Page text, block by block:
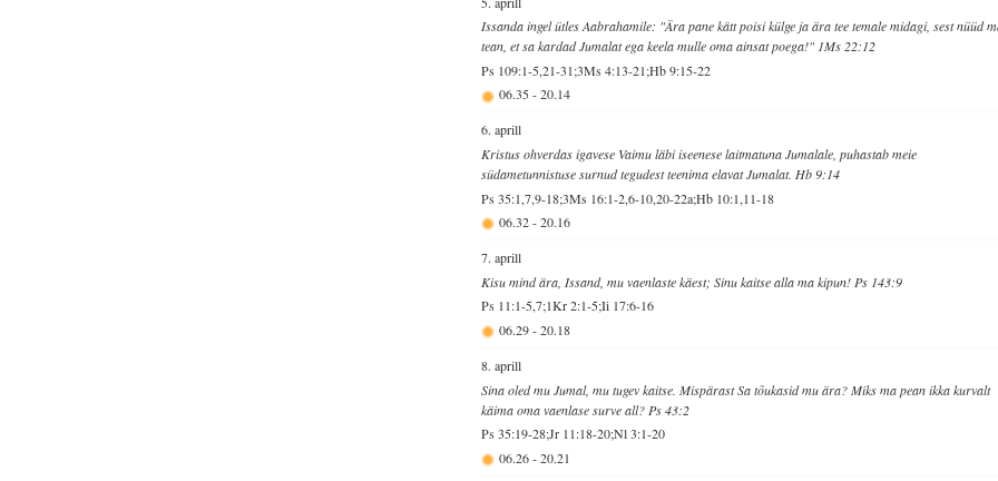
Issanda ingel ütles Aabrahamile: "Ära pane kätt poisi külge ja ära tee temale midagi, sest nüüd
tean, et sa kardad Jumalat ega keela mulle oma ainsat poega!" 1Ms 22:12
Ps 109:1-5,21-31;3Ms 4:13-21;Hb 9:15-22
06.35-20.14
6. aprill
Kristus ohverdas igavese Vaimu läbi iseenese laitmatuna Jumalale, puhastab meie
südametunnistuse surnud tegudest teenima elavat Jumalat. Hb 9:14
Ps 35:1,7,9-18;3Ms 16:1-2,6-10,20-22a;Hb 10:1,11-18
06.32-20.16
7. aprill
Kisu mind ära, Issand, mu vaenlaste käest; Sinu kaitse alla ma kipun! Ps 143:9
Ps 11:1-5,7;1Kr 2:1-5;Ii 17:6-16
06.29-20.18
8. aprill
Sina oled mu Jumal, mu tugev kaitse. Mispärast Sa tõukasid mu ära? Miks ma pean ikka kurvalt
käima oma vaenlase surve all? Ps 43:2
Ps 35:19-28;Jr 11:18-20;Nl 3:1-20
06.26-20.21